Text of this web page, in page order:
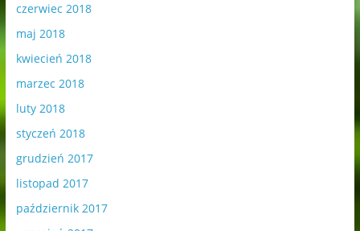
czerwiec 2018
maj 2018
kwiecień 2018
marzec 2018
luty 2018
styczeń 2018
grudzień 2017
listopad 2017
październik 2017